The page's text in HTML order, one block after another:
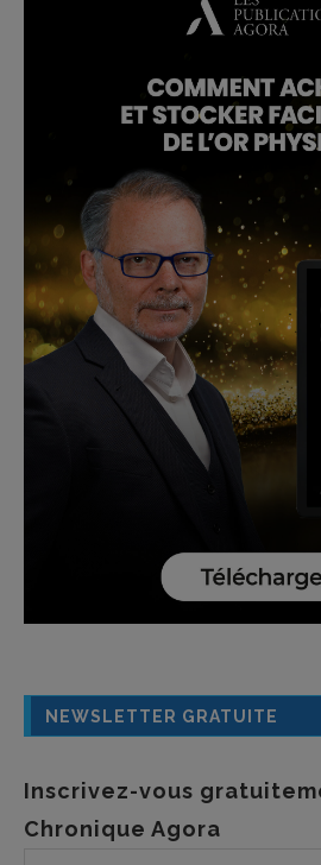
NEWSLETTER GRATUITE
Inscrivez-vous
Chronique Agora